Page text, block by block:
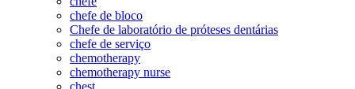
chefe de bloco
Chefe de laboratório de próteses dentárias
chefe de serviço
chemotherapy
chemotherapy nurse